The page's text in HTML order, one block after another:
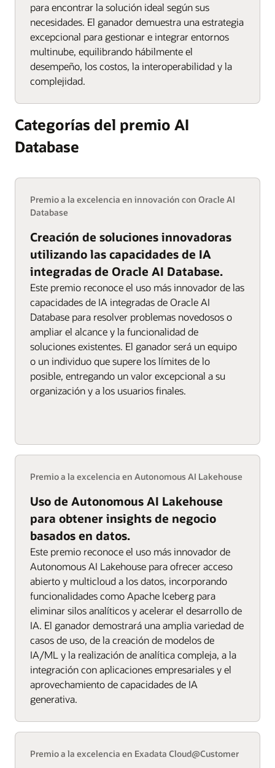
para encontrar la solución ideal según sus
necesidades. El ganador demuestra una estrategia
excepcional para gestionar e integrar entornos
multinube, equilibrando hábilmente el
desempeño, los costos, la interoperabilidad y la
complejidad.
Categorías del premio AI
Database
Premio a la excelencia en innovación con Oracle AI
Database
Creación de soluciones innovadoras
utilizando las capacidades de IA
integradas de Oracle AI Database.
Este premio reconoce el uso más innovador de las
capacidades de IA integradas de Oracle AI
Database para resolver problemas novedosos o
ampliar el alcance y la funcionalidad de
soluciones existentes. El ganador será un equipo
o un individuo que supere los límites de lo
posible, entregando un valor excepcional a su
organización y a los usuarios finales.
Premio a la excelencia en Autonomous AI Lakehouse
Uso de Autonomous AI Lakehouse
para obtener insights de negocio
basados en datos.
Este premio reconoce el uso más innovador de
Autonomous AI Lakehouse para ofrecer acceso
abierto y multicloud a los datos, incorporando
funcionalidades como Apache Iceberg para
eliminar silos analíticos y acelerar el desarrollo de
IA. El ganador demostrará una amplia variedad de
casos de uso, de la creación de modelos de
IA/ML y la realización de analítica compleja, a la
integración con aplicaciones empresariales y el
aprovechamiento de capacidades de IA
generativa.
Premio a la excelencia en Exadata Cloud@Customer